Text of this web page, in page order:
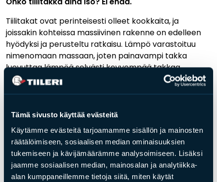
Tämä sivusto käyttää evästeitä
Käytämme evästeitä tarjoamamme sisällön ja mainosten
räätälöimiseen, sosiaalisen median ominaisuuksien
tukemiseen ja kävijämäärämme analysoimiseen. Lisäksi
jaamme sosiaalisen median, mainosalan ja analytiikka-
alan kumppaneillemme tietoja siitä, miten käytät
Tiilitakat ovat perinteisesti olleet kookkaita, ja
joissakin kohteissa massiivinen rakenne on edelleen
hyödyksi ja perusteltu ratkaisu. Lämpö varastoituu
nimenomaan massaan, joten painavampi takka
luovuttaa lämpöä selvästi kevyempää takkaa
pidempään.
Nykyään tarjolla on kuitenkin myös kompakteja,
pienempiä varaavia tiilitakkoja. Tämän mahdollistaa
poltetun tiilen kehittynyt valmistustekniikka, jossa tiili
suunnitellaan erityisesti tulisijakäyttöön sekä
ominaisuuksiensa että mitoituksensa puolesta.
Pönttö- ja kaakeliuunit